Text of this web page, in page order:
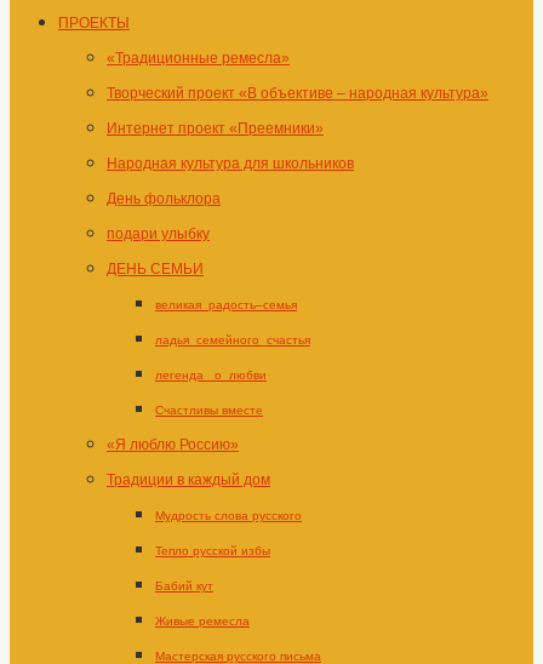
ПРОЕКТЫ
«Традиционные ремесла»
Творческий проект «В объективе – народная культура»
Интернет проект «Преемники»
Народная культура для школьников
День фольклора
подари улыбку
ДЕНЬ СЕМЬИ
великая_радость–семья
ладья_семейного_счастья
легенда _о_любви
Счастливы вместе
«Я люблю Россию»
Традиции в каждый дом
Мудрость слова русского
Тепло русской избы
Бабий кут
Живые ремесла
Мастерская русского письма